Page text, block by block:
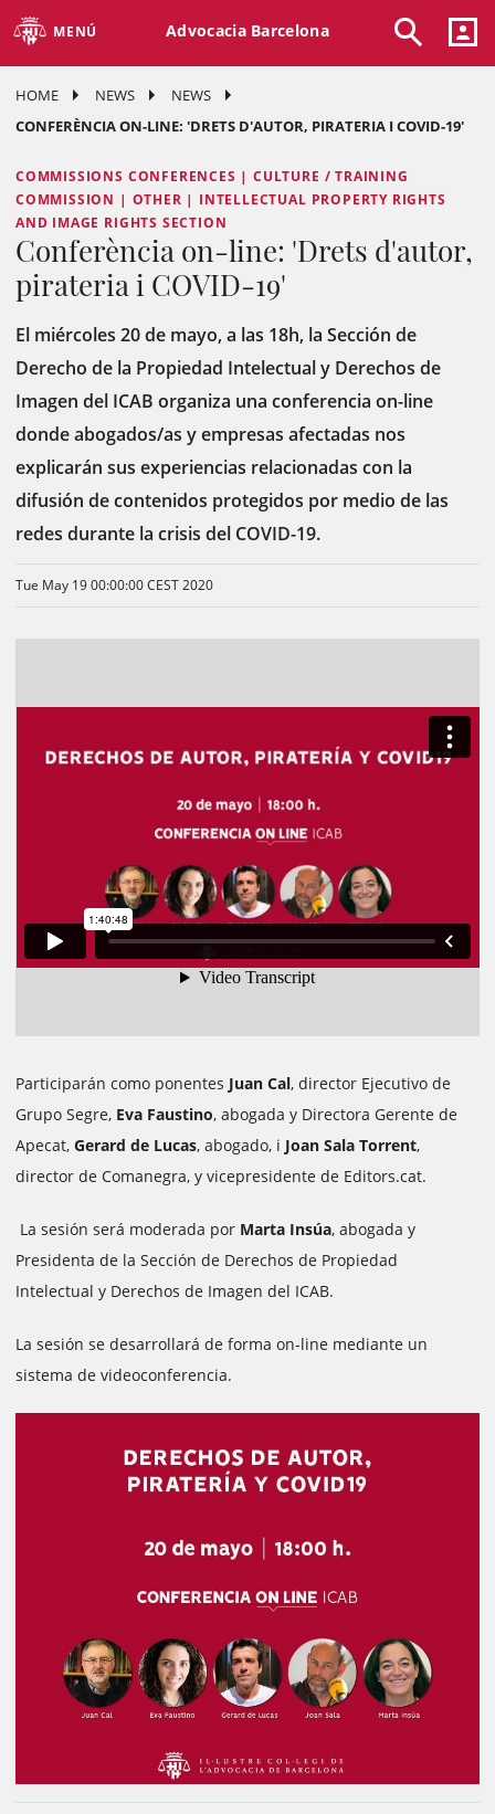
MENÚ Advocacia Barcelona
HOME NEWS
NEWS
CONFERÈNCIA ON-LINE: 'DRETS D'AUTOR, PIRATERIA I COVID-19'
COMMISSIONS CONFERENCES | CULTURE / TRAINING
COMMISSION | OTHER | INTELLECTUAL PROPERTY RIGHTS
AND IMAGE RIGHTS SECTION
Conferència on-line: 'Drets d'autor,
pirateria i COVID-19'
El miércoles 20 de mayo, a las 18h, la Sección de
Derecho de la Propiedad Intelectual y Derechos de
Imagen del ICAB organiza una conferencia on-line
donde abogados/as y empresas afectadas nos
explicarán sus experiencias relacionadas con la
difusión de contenidos protegidos por medio de las
redes durante la crisis del COVID-19.
Tue May 19 00:00:00 CEST 2020
Participarán como ponentes Juan Cal, director Ejecutivo de
Grupo Segre, Eva Faustino, abogada y Directora Gerente de
Apecat, Gerard de Lucas, abogado, i Joan Sala Torrent,
director de Comanegra, y vicepresidente de Editors.cat.
La sesión será moderada por Marta Insúa, abogada y
Presidenta de la Sección de Derechos de Propiedad
Intelectual y Derechos de Imagen del ICAB.
La sesión se desarrollará de forma on-line mediante un
sistema de videoconferencia.